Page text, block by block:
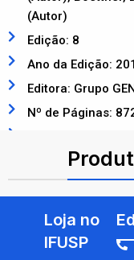
(Autor)
Edição: 8
Ano da Edição:
Editora: Grupo
Nº de Páginas:
Loja no
IFUSP